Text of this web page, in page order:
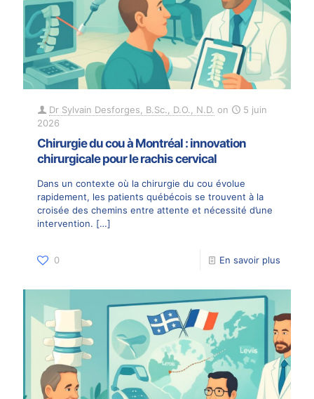
Dr Sylvain Desforges, B.Sc., D.O., N.D. on
5 juin
2026
Chirurgie du cou à Montréal : innovation
chirurgicale pour le rachis cervical
Dans un contexte où la chirurgie du cou évolue
rapidement, les patients québécois se trouvent à la
croisée des chemins entre attente et nécessité d’une
intervention. […]
0 En savoir plus